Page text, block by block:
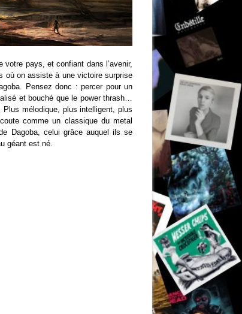
pays, et confiant dans l’avenir,
où on assiste à une victoire surprise
Pensez donc : percer pour un
et bouché que le power thrash…
mélodique, plus intelligent, plus
comme un classique du metal
Dagoba, celui grâce auquel ils se
géant est né.